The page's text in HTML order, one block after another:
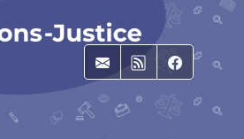
E-mailRSS